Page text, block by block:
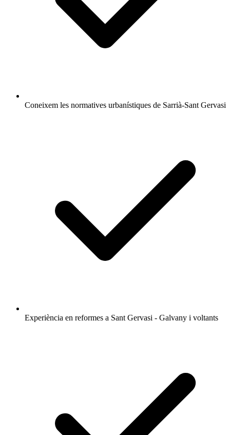
Coneixem les normatives urbanístiques de Sarrià-Sant Gervasi
Experiència en reformes a Sant Gervasi - Galvany i voltants